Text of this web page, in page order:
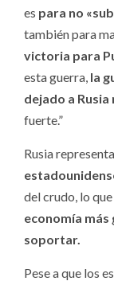
es para no
también para
victoria para
esta guerra, la
dejado a Rusia
fuerte.”
Rusia representa
del crudo, lo
economía más
soportar.
Pese a que los